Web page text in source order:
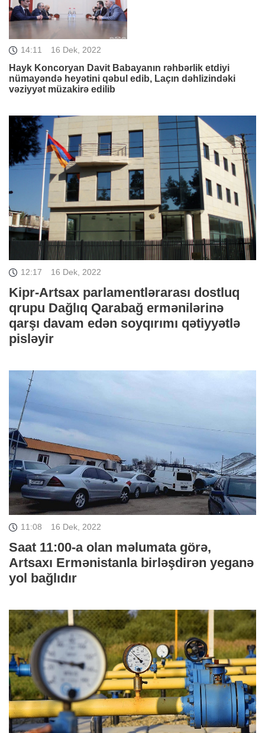
14:11 16 Dek, 2022
Hayk Koncoryan Davit Babayanın rəhbərlik etdiyi
nümayəndə heyətini qəbul edib, Laçın dəhlizindəki
vəziyyət müzakirə edilib
12:17 16 Dek, 2022
Kipr-Artsax parlamentlərarası dostluq
qrupu Dağlıq Qarabağ ermənilərinə
qarşı davam edən soyqırımı qətiyyətlə
pisləyir
11:08 16 Dek, 2022
Saat 11:00-a olan məlumata görə,
Artsaxı Ermənistanla birləşdirən yeganə
yol bağlıdır